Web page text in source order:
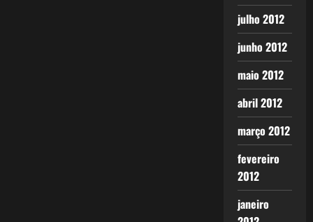
julho 2012
junho 2012
maio 2012
abril 2012
março 2012
fevereiro
2012
janeiro